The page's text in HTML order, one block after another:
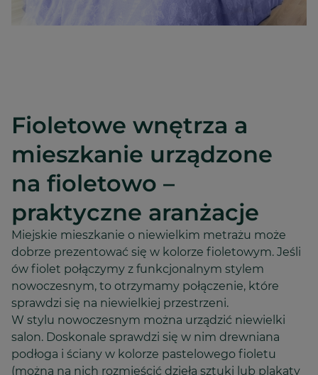
Fioletowe wnętrza a
mieszkanie urządzone
na fioletowo –
praktyczne aranżacje
Miejskie mieszkanie o niewielkim metrażu może
dobrze prezentować się w kolorze fioletowym. Jeśli
ów fiolet połączymy z funkcjonalnym stylem
nowoczesnym, to otrzymamy połączenie, które
sprawdzi się na niewielkiej przestrzeni.
W stylu nowoczesnym można urządzić niewielki
salon. Doskonale sprawdzi się w nim drewniana
podłoga i ściany w kolorze pastelowego fioletu
(można na nich rozmieścić dzieła sztuki lub plakaty